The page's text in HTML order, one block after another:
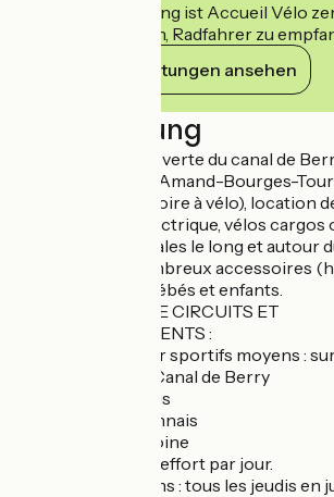
Diese Einrichtung ist Accueil Vélo
verpflichtet sich, Radfahrer zu
Ihre Verpflichtungen ansehen
Beschreibung
Au bord de la voie verte du canal de
Montluçon-Saint Amand-Bourges-
lès-Aubigny (La Loire à vélo), location
et à assistance électrique, vélos
des balades familiales le long et autour
d'1/2 journée. Nombreux accessoires
follow me) pour bébés et enfants.
PROPOSITION DE CIRCUITS ET
ACCOMPAGNEMENTS :
=> 2 formules pour sportifs moyens :
- Découverte du Canal de Berry
- Forêt de Tronçais
- Bocage bourbonnais
- Lieux de patrimoine
- Env. 30 à 50 km-effort par jour.
=> Babo Excursions : tous les jeudis en